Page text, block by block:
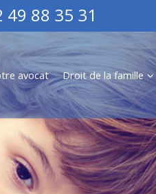
49 88 35 31
avocat Droit de la famille